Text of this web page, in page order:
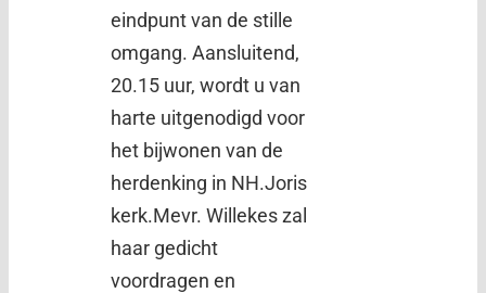
eindpunt van de stille
omgang. Aansluitend,
20.15 uur, wordt u van
harte uitgenodigd voor
het bijwonen van de
herdenking in NH.Joris
kerk.Mevr. Willekes zal
haar gedicht
voordragen en